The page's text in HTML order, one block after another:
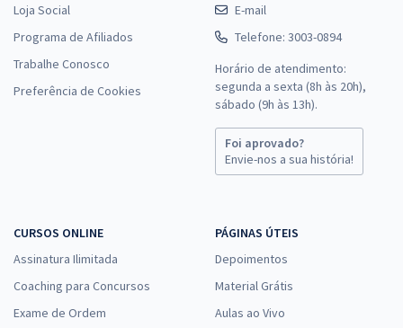
Loja Social
Programa de Afiliados
Trabalhe Conosco
Preferência de Cookies
E-mail
Telefone: 3003-0894
Horário de atendimento:
segunda a sexta (8h às 20h),
sábado (9h às 13h).
Foi aprovado?
Envie-nos a sua história!
CURSOS ONLINE
Assinatura Ilimitada
Coaching para Concursos
Exame de Ordem
PÁGINAS ÚTEIS
Depoimentos
Material Grátis
Aulas ao Vivo